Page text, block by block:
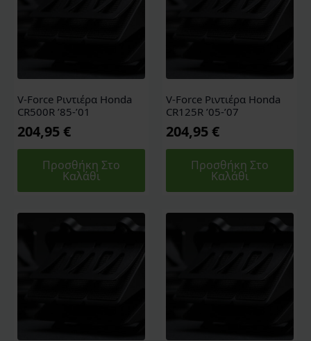
V-Force Ριντιέρα Honda
CR500R ’85-’01
204,95 €
Προσθήκη Στο
Καλάθι
V-Force Ριντιέρα Honda
CR125R ’05-’07
204,95 €
Προσθήκη Στο
Καλάθι